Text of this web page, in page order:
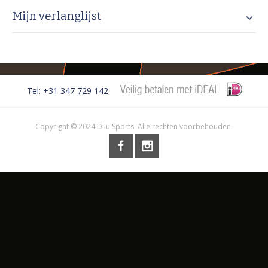
Mijn verlanglijst
Tel: +31 347 729 142
Copyright © 2024 Dilu Sports. Alle rechten voorbehouden.